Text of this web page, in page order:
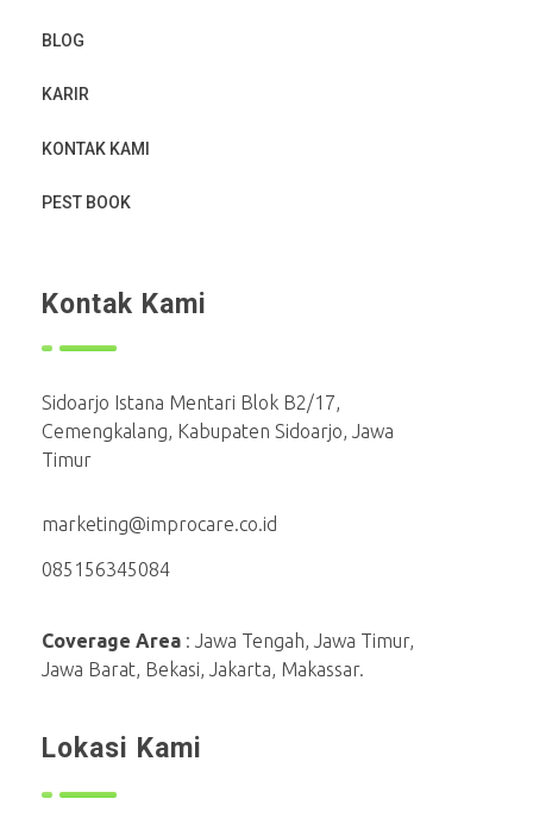
BLOG
KARIR
KONTAK KAMI
PEST BOOK
Kontak Kami
Sidoarjo Istana Mentari Blok B2/17,
Cemengkalang, Kabupaten Sidoarjo, Jawa
Timur
marketing@improcare.co.id
085156345084
Coverage Area : Jawa Tengah, Jawa Timur,
Jawa Barat, Bekasi, Jakarta, Makassar.
Lokasi Kami